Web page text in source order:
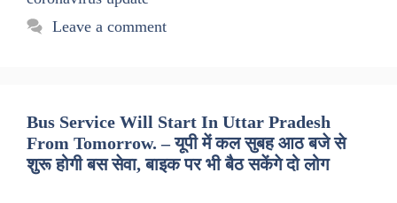
Leave a comment
Bus Service Will Start In Uttar Pradesh
From Tomorrow. – यूपी में कल सुबह आठ बजे से
शुरू होगी बस सेवा, बाइक पर भी बैठ सकेंगे दो लोग